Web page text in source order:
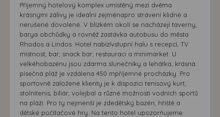
Příjemný hotelový komplex umístěný mezi dvěma
krásnými zálivy je ideální zejménapro strávení klidné a
nerušené dovolené. V blízkém okolí se nacházejí taverny,
barya obchůdky a rovněž zastávka autobusu do města
Rhodos a Lindos. Hotel nabízívstupní halu s recepcí, TV
místnost, bar, snack bar, restauraci a minimarket. U
velkéhobazénu jsou zdarma slunečníky a lehátka, krásná
písečná pláž je vzdálena 450 mpříjemné procházky. Pro
sportovně založené klienty je k dispozici tenisový kurt,
stolnítenis, biliár, volejbal a různé možnosti vodních sportů
na pláži. Pro ty nejmenší je zdedětský bazén, hřiště a
dětské počítačové hry. Na tento hotel upozorňujeme